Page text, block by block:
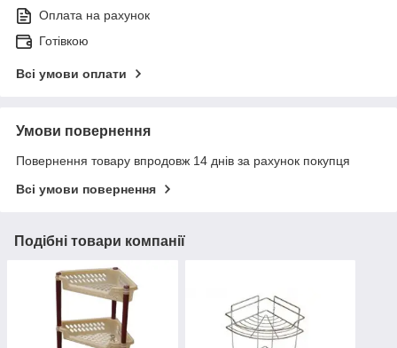
Оплата на рахунок
Готівкою
Всі умови оплати
Умови повернення
Повернення товару впродовж 14 днів за рахунок покупця
Всі умови повернення
Подібні товари компанії